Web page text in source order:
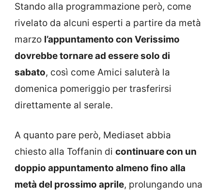
Stando alla programmazione però, come
rivelato da alcuni esperti a partire da metà
marzo l’appuntamento con Verissimo
dovrebbe tornare ad essere solo di
sabato, così come Amici saluterà la
domenica pomeriggio per trasferirsi
direttamente al serale.
A quanto pare però, Mediaset abbia
chiesto alla Toffanin di continuare con un
doppio appuntamento almeno fino alla
metà del prossimo aprile, prolungando una